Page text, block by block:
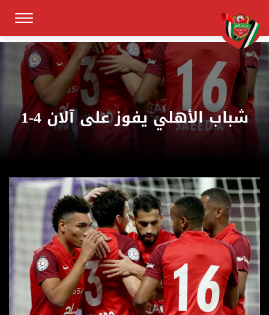
شباب الأهلي يفوز على آلان 4-1